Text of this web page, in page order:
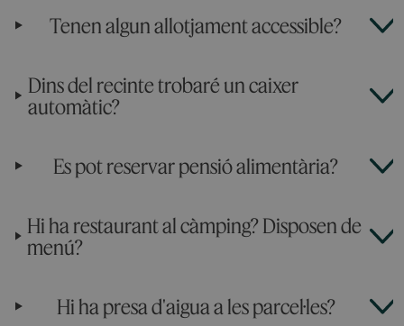
Tenen algun allotjament accessible?
Dins del recinte trobaré un caixer
automàtic?
Es pot reservar pensió alimentària?
Hi ha restaurant al càmping? Disposen de
menú?
Hi ha presa d'aigua a les parcel·les?